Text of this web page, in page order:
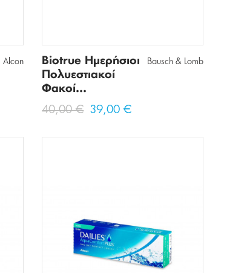
Alcon
Biotrue Ημερήσιοι
Πολυεστιακοί
Φακοί...
Bausch & Lomb
40,00 € 39,00 €